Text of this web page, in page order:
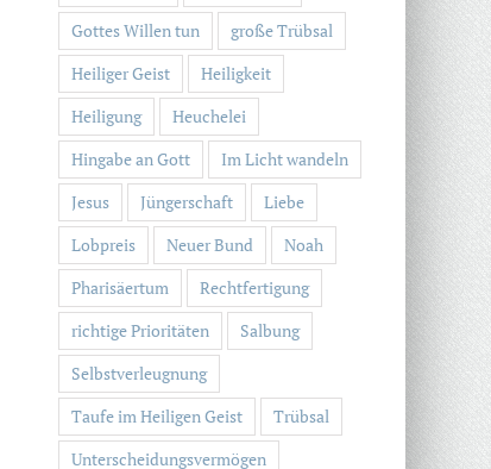
Gottes Willen tun
große Trübsal
Heiliger Geist
Heiligkeit
Heiligung
Heuchelei
Hingabe an Gott
Im Licht wandeln
Jesus
Jüngerschaft
Liebe
Lobpreis
Neuer Bund
Noah
Pharisäertum
Rechtfertigung
richtige Prioritäten
Salbung
Selbstverleugnung
Taufe im Heiligen Geist
Trübsal
Unterscheidungsvermögen